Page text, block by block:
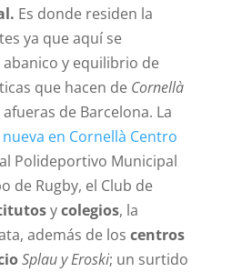
Es donde residen la
ya que aquí se
y equilibrio de
que hacen de Cornellà
de Barcelona. La
en Cornellà Centro
Polideportivo Municipal
de Rugby, el Club de
ycolegios, la
además de los centros
Splau y Eroski; un surtido